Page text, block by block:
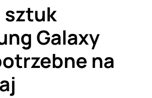
sztuk
Galaxy
na